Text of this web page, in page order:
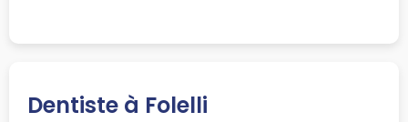
Dentiste à Folelli